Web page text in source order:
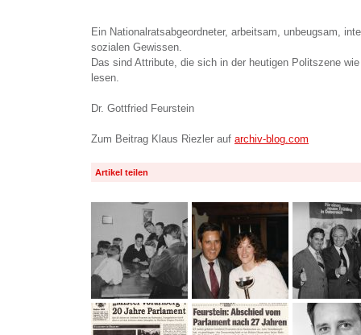
Ein Nationalratsabgeordneter, arbeitsam, unbeugsam,
sozialen Gewissen.
Das sind Attribute, die sich in der heutigen Politszene
lesen.
Dr. Gottfried Feurstein
Zum Beitrag Klaus Riezler auf archiv-blog.com
Artikel teilen